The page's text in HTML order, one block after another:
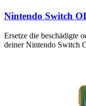
Nintendo Switch
Ersetze die beschädigte
deiner Nintendo Switch